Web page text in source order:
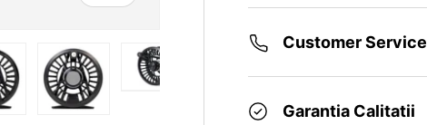
Customer Service
Garantia Calitatii